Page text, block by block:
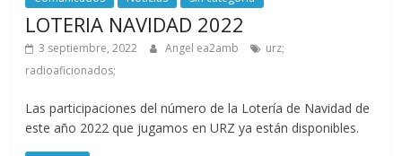
LOTERIA NAVIDAD 2022
3 septiembre, 2022 Angel ea2amb
urz;
radioaficionados;
Las participaciones del número de la Lotería de Navidad de
este año 2022 que jugamos en URZ ya están disponibles.